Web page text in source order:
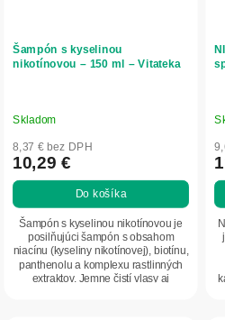
Šampón s kyselinou
nikotínovou – 150 ml – Vitateka
Skladom
8,37 € bez DPH
10,29 €
Do košíka
Šampón s kyselinou nikotínovou je
posilňujúci šampón s obsahom
niacínu (kyseliny nikotínovej), biotínu,
panthenolu a komplexu rastlinných
extraktov. Jemne čistí vlasy aj